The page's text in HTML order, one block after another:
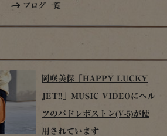
ブログ一覧
岡咲美保「HAPPY LUCKY
JET!!」MUSIC VIDEOにヘル
ツのパドレボストン(V-5)が使
用されています